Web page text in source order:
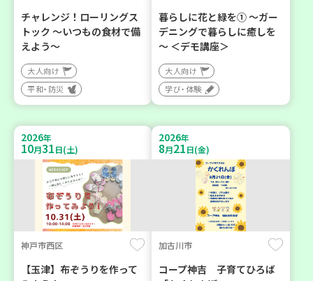
チャレンジ！ローリングス
トック ～いつもの食材で備
えよう～
大人向け
平和・防災
暮らしに花と緑を① ～ガー
デニングで暮らしに癒しを
～ ＜デモ講座＞
大人向け
学び・体験
2026年
10月31日(土)
神戸市西区
【玉津】布ぞうりを作って
2026年
8月21日(金)
加古川市
コープ神吉 子育てひろば